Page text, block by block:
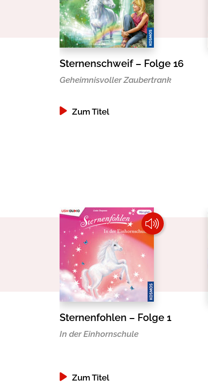
Sternenschweif – Folge 16
Geheimnisvoller Zaubertrank
Zum Titel
Sternenfohlen – Folge 1
In der Einhornschule
Zum Titel